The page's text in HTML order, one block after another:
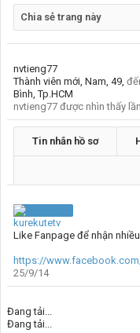
Chia sẻ trang này
nvtieng77
Thành viên mới, Nam, 49,
Bình, Tp.HCM
nvtieng77 được nhìn thấy
Tin nhắn hồ sơ
kurekutetv
Like Fanpage để nhận
https://
25/9/14
Đang tải...
Đang tải...